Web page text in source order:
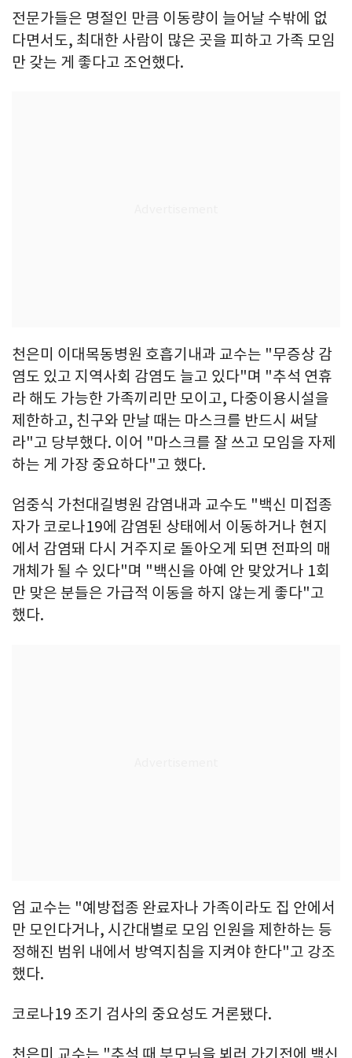
전문가들은 명절인 만큼 이동량이 늘어날 수밖에 없
다면서도, 최대한 사람이 많은 곳을 피하고 가족 모임
만 갖는 게 좋다고 조언했다.
천은미 이대목동병원 호흡기내과 교수는 "무증상 감
염도 있고 지역사회 감염도 늘고 있다"며 "추석 연휴
라 해도 가능한 가족끼리만 모이고, 다중이용시설을
제한하고, 친구와 만날 때는 마스크를 반드시 써달
라"고 당부했다. 이어 "마스크를 잘 쓰고 모임을 자제
하는 게 가장 중요하다"고 했다.
엄중식 가천대길병원 감염내과 교수도 "백신 미접종
자가 코로나19에 감염된 상태에서 이동하거나 현지
에서 감염돼 다시 거주지로 돌아오게 되면 전파의 매
개체가 될 수 있다"며 "백신을 아예 안 맞았거나 1회
만 맞은 분들은 가급적 이동을 하지 않는게 좋다"고
했다.
엄 교수는 "예방접종 완료자나 가족이라도 집 안에서
만 모인다거나, 시간대별로 모임 인원을 제한하는 등
정해진 범위 내에서 방역지침을 지켜야 한다"고 강조
했다.
코로나19 조기 검사의 중요성도 거론됐다.
천은미 교수는 "추석 때 부모님을 뵈러 가기전에 백신